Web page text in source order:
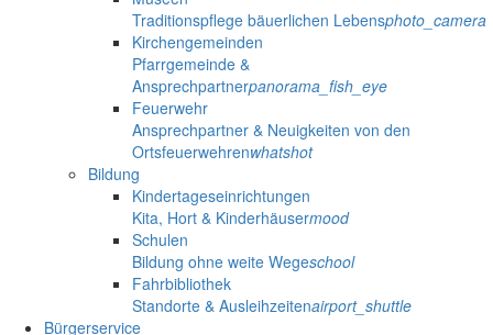
Traditionspflege bäuerlichen Lebensphoto_camera
Kirchengemeinden
Pfarrgemeinde &
Ansprechpartnerpanorama_fish_eye
Feuerwehr
Ansprechpartner & Neuigkeiten von den
Ortsfeuerwehrenwhatshot
Bildung
Kindertageseinrichtungen
Kita, Hort & Kinderhäusermood
Schulen
Bildung ohne weite Wegeschool
Fahrbibliothek
Standorte & Ausleihzeitenairport_shuttle
Bürgerservice